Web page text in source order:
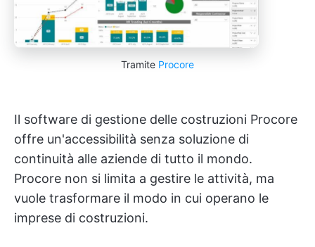
Tramite Procore
Il software di gestione delle costruzioni Procore
offre un'accessibilità senza soluzione di
continuità alle aziende di tutto il mondo.
Procore non si limita a gestire le attività, ma
vuole trasformare il modo in cui operano le
imprese di costruzioni.